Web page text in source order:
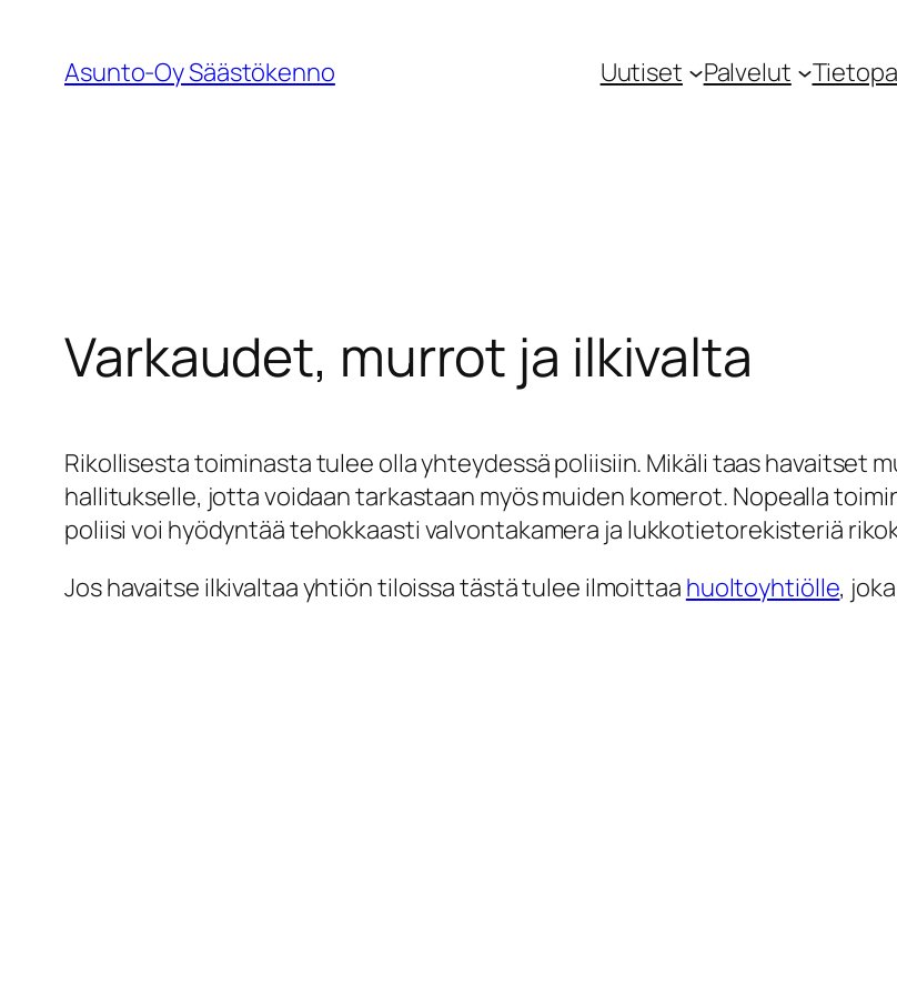
sisältöönAsunto-Oy Säästökenno Uutiset Palvelut
Varkaudet, murrot ja ilkivalta
Rikollisesta toiminasta tulee olla yhteydessä poliisiin. Mikäli taas havaitset
hallitukselle, jotta voidaan tarkastaan myös muiden komerot. Nopealla
poliisi voi hyödyntää tehokkaasti valvontakamera ja lukkotietorekisteriä
Jos havaitse ilkivaltaa yhtiön tiloissa tästä tulee ilmoittaa huoltoyhtiölle,